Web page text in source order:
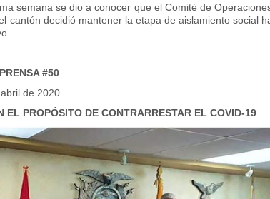
semana se dio a conocer que el Comité de
cantón decidió mantener la etapa de aislamiento social
#50
de 2020
EL PROPÓSITO DE CONTRARRESTAR EL COVID-19